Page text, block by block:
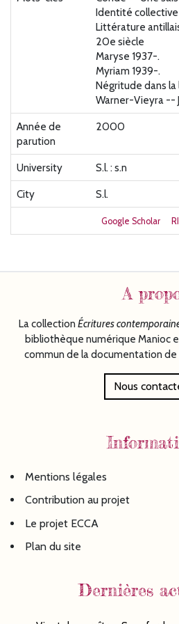
Identité
Littérature
20e siècle
Maryse 1937-.
Myriam 1939-.
Négritude dans
Warner-Vieyra --
Année de
parution
2000
University
S.l. : s.n
City
S.l.
Google Scholar
A
La collection Écritures
bibliothèque numérique Manioc
commun de la documentation
Nous
Mentions légales
Contribution au projet
Le projet ECCA
Plan du site
Dernières